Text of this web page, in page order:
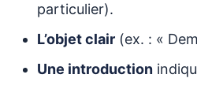
particulier).
L’objet clair (ex. : «
Une introduction